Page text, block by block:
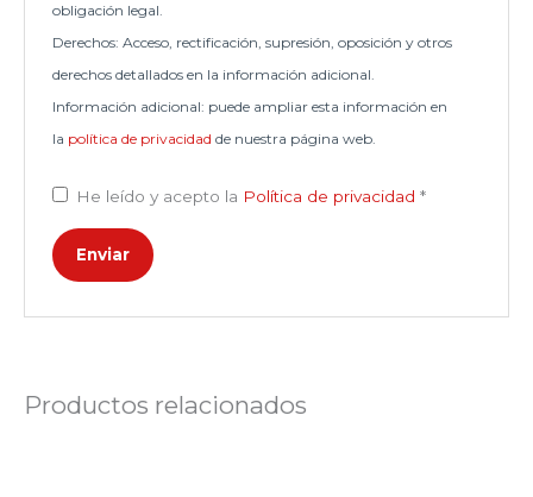
obligación legal.
Derechos: Acceso, rectificación, supresión, oposición y otros
derechos detallados en la información adicional.
Información adicional: puede ampliar esta información en
la política de privacidad de nuestra página web.
He leído y acepto la Política de privacidad *
Productos relacionados